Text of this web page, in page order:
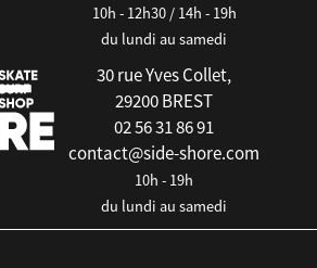
10h - 12h30 / 14h - 19h
du lundi au samedi
30 rue Yves Collet,
29200 BREST
02 56 31 86 91
contact@side-shore.com
10h - 19h
du lundi au samedi